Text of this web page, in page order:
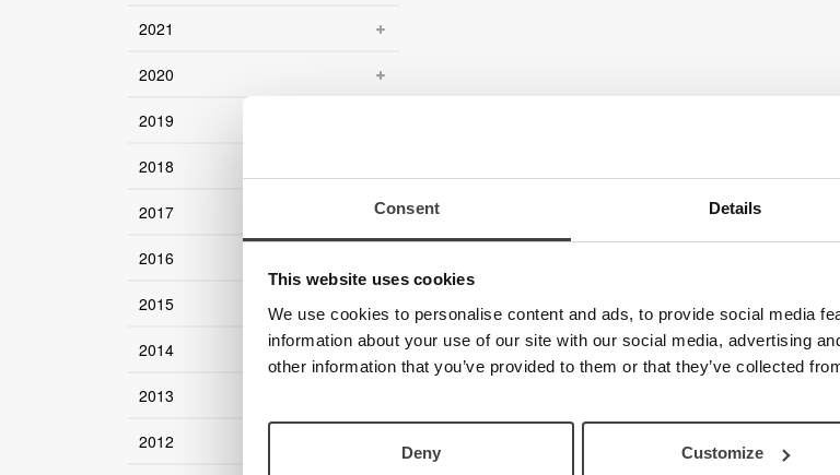
Consent Details
This website uses cookies
We use cookies to personalise content and ads, to provide social media
information about your use of our site with our social media, advertising
other information that you’ve provided to them or that they’ve collected
Deny Customize
2021
2020
2019
2018
2017
2016
2015
2014
2013
2012